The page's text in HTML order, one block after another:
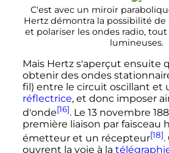
C'est avec un miroir
Hertz démontra la possibilité
et polariser les ondes radio,
lumineuses.
Mais Hertz s'aperçut ensuite
obtenir des ondes
fil) entre le circuit oscillant et
réflectrice, et donc imposer
d'onde[16]. Le 13 novembre
première liaison par faisceau
émetteur et un récepteur[18].
ouvrent la voie à la